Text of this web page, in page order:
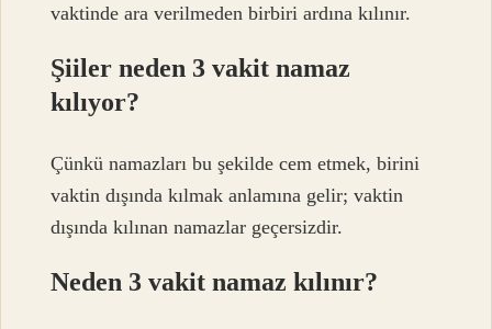
vaktinde ara verilmeden birbiri ardına kılınır.
Şiiler neden 3 vakit namaz
kılıyor?
Çünkü namazları bu şekilde cem etmek, birini
vaktin dışında kılmak anlamına gelir; vaktin
dışında kılınan namazlar geçersizdir.
Neden 3 vakit namaz kılınır?